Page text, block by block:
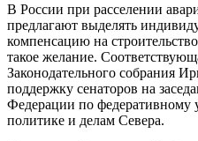
В России при расселении
предлагают выделять
компенсацию на
такое желание.
Законодательного собрания
поддержку сенаторов на
Федерации по федеративному
политике и делам Севера.